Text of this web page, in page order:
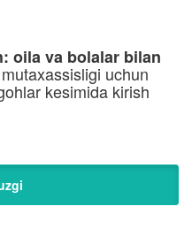
oila va bolalar bilan
mutaxassisligi uchun
kesimida kirish